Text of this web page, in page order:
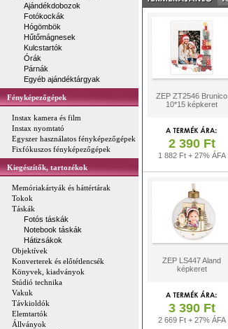
Ajándékdobozok
Fotókockák
Hógömbök
Hűtőmágnesek
Kulcstartók
Órák
Párnák
Egyéb ajándéktárgyak
Fényképezőgépek
Instax kamera és film
Instax nyomtató
Egyszer használatos fényképezőgépek
Fixfókuszos fényképezőgépek
Kiegészítők, tartozékok
Memóriakártyák és háttértárak
Tokok
Táskák
Fotós táskák
Notebook táskák
Hátizsákok
Objektívek
Konverterek és előtétlencsék
Könyvek, kiadványok
Stúdió technika
Vakuk
Távkioldók
Elemtartók
Állványok
ZEP ZT2546 Brunico
10*15 képkeret
2 390 Ft
1 882 Ft + 27% ÁFA
ZEP LS447 Aland
képkeret
3 390 Ft
2 669 Ft + 27% ÁFA